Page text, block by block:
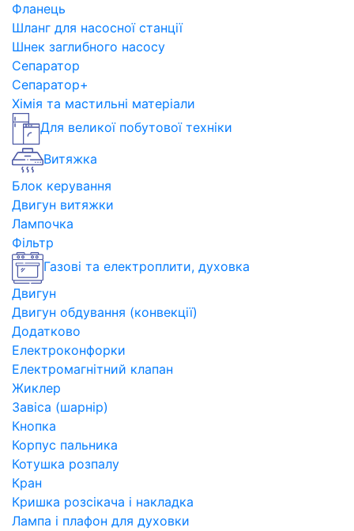
Фланець
Шланг для насосної станції
Шнек заглибного насосу
Сепаратор
Сепаратор+
Хімія та мастильні матеріали
Для великої побутової техніки
Витяжка
Блок керування
Двигун витяжки
Лампочка
Фільтр
Газові та електроплити, духовка
Двигун
Двигун обдування (конвекції)
Додатково
Електроконфорки
Електромагнітний клапан
Жиклер
Завіса (шарнір)
Кнопка
Корпус пальника
Котушка розпалу
Кран
Кришка розсікача і накладка
Лампа і плафон для духовки